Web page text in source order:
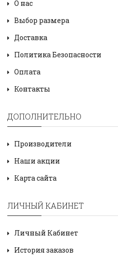
О нас
Выбор размера
Доставка
Политика Безопасности
Оплата
Контакты
ДОПОЛНИТЕЛЬНО
Производители
Наши акции
Карта сайта
ЛИЧНЫЙ КАБИНЕТ
Личный Кабинет
История заказов